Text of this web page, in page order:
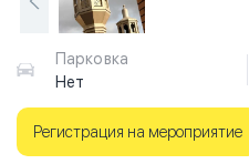
Парковка
Нет
Регистрация на мероприятие